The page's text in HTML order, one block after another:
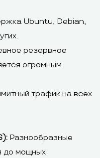
Ubuntu, Debian,
резервное
огромным
трафик на всех
Разнообразные
до мощных